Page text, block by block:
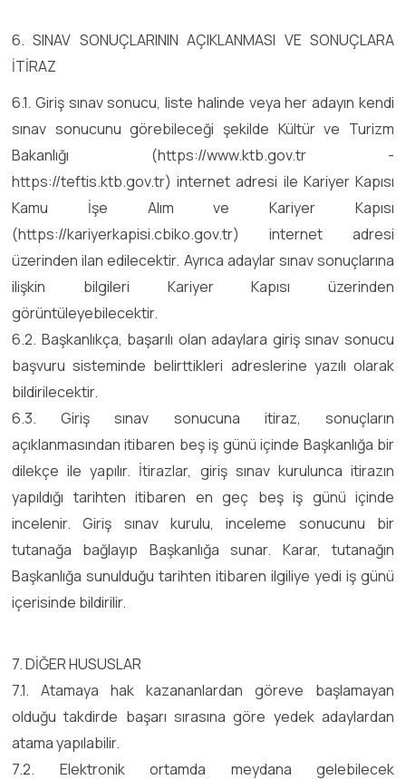
6. SINAV SONUÇLARININ AÇIKLANMASI VE SONUÇLARA
İTİRAZ
6.1. Giriş sınav sonucu, liste halinde veya her adayın kendi
sınav sonucunu görebileceği şekilde Kültür ve Turizm
Bakanlığı (https://www.ktb.gov.tr -
https://teftis.ktb.gov.tr) internet adresi ile Kariyer Kapısı
Kamu İşe Alım ve Kariyer Kapısı
(https://kariyerkapisi.cbiko.gov.tr) internet adresi
üzerinden ilan edilecektir. Ayrıca adaylar sınav sonuçlarına
ilişkin bilgileri Kariyer Kapısı üzerinden
görüntüleyebilecektir.
6.2. Başkanlıkça, başarılı olan adaylara giriş sınav sonucu
başvuru sisteminde belirttikleri adreslerine yazılı olarak
bildirilecektir.
6.3. Giriş sınav sonucuna itiraz, sonuçların
açıklanmasından itibaren beş iş günü içinde Başkanlığa bir
dilekçe ile yapılır. İtirazlar, giriş sınav kurulunca itirazın
yapıldığı tarihten itibaren en geç beş iş günü içinde
incelenir. Giriş sınav kurulu, inceleme sonucunu bir
tutanağa bağlayıp Başkanlığa sunar. Karar, tutanağın
Başkanlığa sunulduğu tarihten itibaren ilgiliye yedi iş günü
içerisinde bildirilir.
7. DİĞER HUSUSLAR
7.1. Atamaya hak kazananlardan göreve başlamayan
olduğu takdirde başarı sırasına göre yedek adaylardan
atama yapılabilir.
7.2. Elektronik ortamda meydana gelebilecek